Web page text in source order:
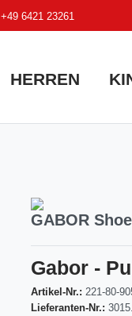
+49 6421 23261
HERREN
GABOR
Gabor -
Artikel-Nr.: 221-80-
Lieferanten-Nr.: